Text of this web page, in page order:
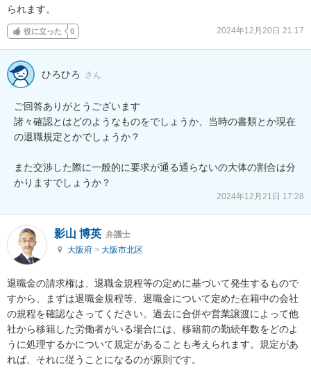
られます。
役に立った 0 2024年12月20日 21:17
ひろひろ さん
ご回答ありがとうございます
諸々確認とはどのようなものをでしょうか、当時の書類とか現在
の退職規定とかでしょうか？
また交渉した際に一般的に要求が通る通らないの大体の割合は分
かりますでしょうか？
2024年12月21日 17:28
影山 博英 弁護士
大阪府 > 大阪市北区
退職金の請求権は、退職金規程等の定めに基づいて発生するもので
すから、まずは退職金規程等、退職金について定めた在籍中の会社
の規程を確認なさってください。過去に合併や営業譲渡によって他
社から移籍した労働者がいる場合には、移籍前の勤続年数をどのよ
うに処理するかについて規定があることも考えられます。規定があ
れば、それに従うことになるのが原則です。